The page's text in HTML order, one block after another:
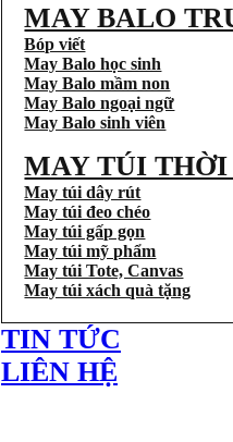
MAY BALO
Bóp viết
May Balo học sinh
May Balo mầm non
May Balo ngoại ngữ
May Balo sinh viên
MAY TÚI
May túi dây rút
May túi đeo chéo
May túi gấp gọn
May túi mỹ phẩm
May túi Tote, Canvas
May túi xách quà tặng
TIN TỨC
LIÊN HỆ